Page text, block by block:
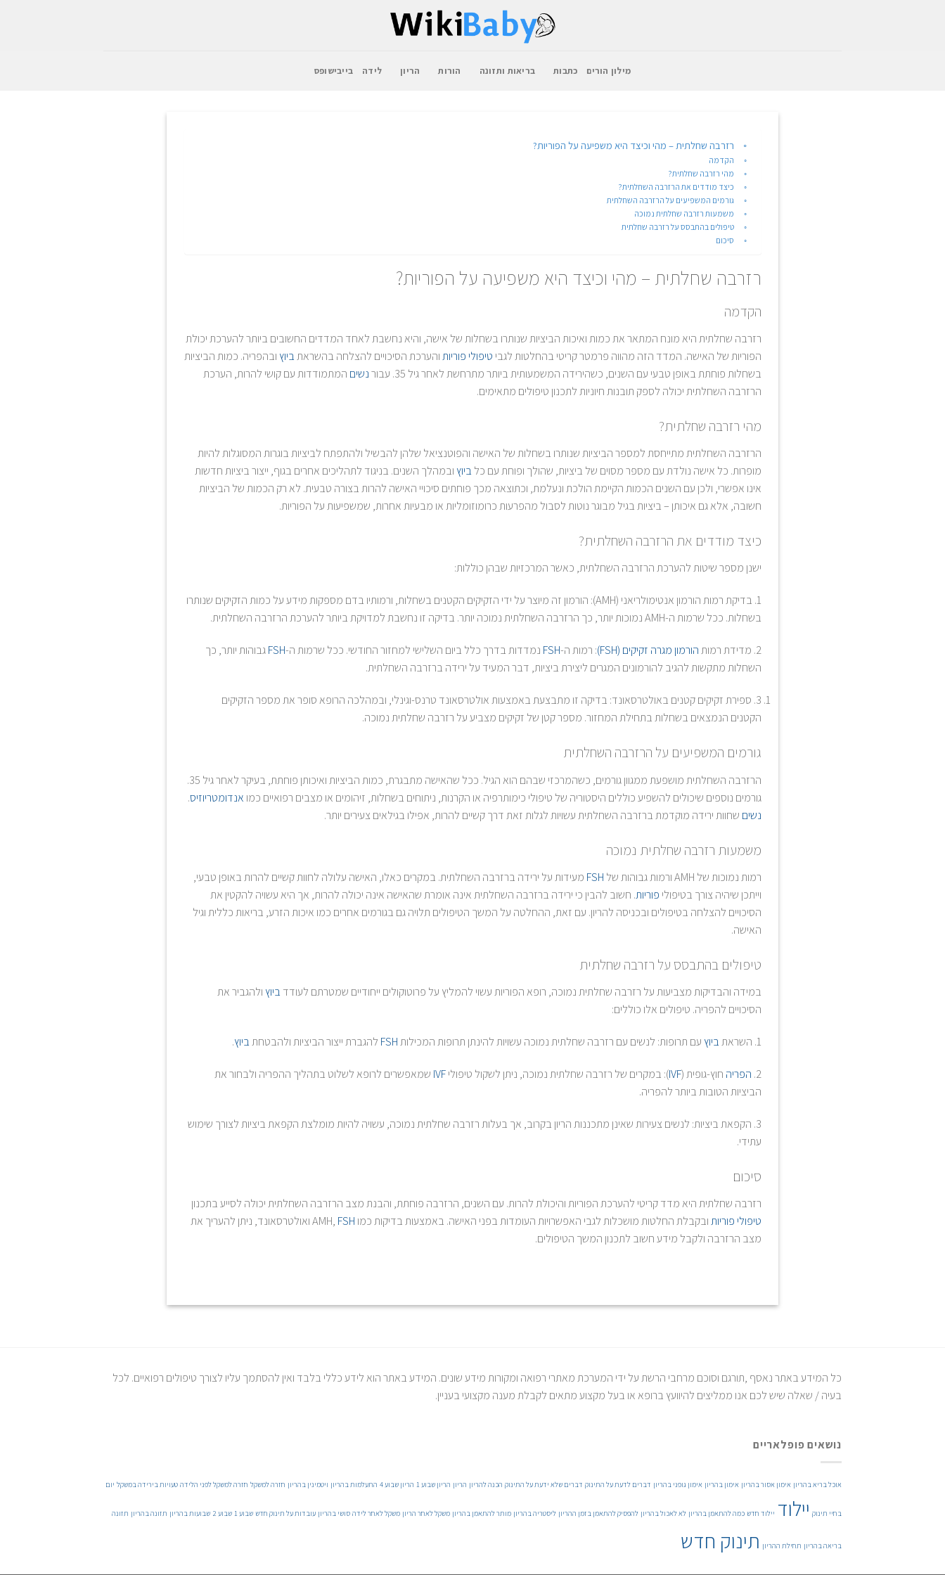
מילון הורים כתבות בריאות ותזונה הורות הריון לידה בייבישופס
רזרבה שחלתית – מהי וכיצד היא משפיעה על הפוריות?
הקדמה
מהי רזרבה שחלתית?
כיצד מודדים את הרזרבה השחלתית?
גורמים המשפיעים על הרזרבה השחלתית
משמעות רזרבה שחלתית נמוכה
טיפולים בהתבסס על רזרבה שחלתית
סיכום
רזרבה שחלתית – מהי וכיצד היא משפיעה על הפוריות?
הקדמה
רזרבה שחלתית היא מונח המתאר את כמות ואיכות הביציות שנותרו בשחלות של אישה, והיא נחשבת לאחד המדדים החשובים ביותר להערכת יכולת
הפוריות של האישה. המדד הזה מהווה פרמטר קריטי בהחלטות לגבי טיפולי פוריותוהערכת הסיכויים להצלחה בהשראתביוץ ובהפריה. כמות הביציות
בשחלות פוחתת באופן טבעי עם השנים, כשהירידה המשמעותית ביותר מתרחשת לאחר גיל 35. עבור
נשים המתמודדות עם קושי להרות, הערכת
הרזרבה השחלתית יכולה לספק תובנות חיוניות לתכנון טיפולים מתאימים.
מהי רזרבה שחלתית?
הרזרבה השחלתית מתייחסת למספר הביציות שנותרו בשחלות של האישה והפוטנציאל שלהן להבשיל ולהתפתח לביציות בוגרות המסוגלות להיות
מופרות. כל אישה נולדת עם מספר מסוים של ביציות, שהולך ופוחת עם כל ביוץ ובמהלך השנים. בניגוד לתהליכים אחרים בגוף, ייצור ביציות חדשות
אינו אפשרי, ולכן עם השנים הכמות הקיימת הולכת ונעלמת, וכתוצאה מכך פוחתים סיכויי האישה להרות בצורה טבעית. לא רק הכמות של הביציות
חשובה, אלא גם איכותן – ביציות בגיל מבוגר נוטות לסבול מהפרעות כרומוזומליות או מבעיות אחרות, שמשפיעות על הפוריות.
כיצד מודדים את הרזרבה השחלתית?
ישנן מספר שיטות להערכת הרזרבה השחלתית, כאשר המרכזיות שבהן כוללות:
1. בדיקת רמות הורמון אנטימולריאני (AMH): הורמון זה מיוצר על ידי הזקיקים הקטנים בשחלות, ורמותיו בדם מספקות מידע על כמות הזקיקים שנותרו
בשחלות. ככל שרמות ה-AMH נמוכות יותר, כך הרזרבה השחלתית נמוכה יותר. בדיקה זו נחשבת למדויקת ביותר להערכת הרזרבה השחלתית.
2. מדידת רמות הורמון מגרה זקיקים (FSH) : רמות ה-FSH נמדדות בדרך כלל ביום השלישי למחזור החודשי. ככל שרמות ה-FSHגבוהות יותר, כך
השחלות מתקשות להגיב להורמונים המגרים ליצירת ביציות, דבר המעיד על ירידה ברזרבה השחלתית.
3. ספירת זקיקים קטנים באולטרסאונד: בדיקה זו מתבצעת באמצעות אולטרסאונד טרנס-וגינלי, ובמהלכה הרופא סופר את מספר הזקיקים
הקטנים הנמצאים בשחלות בתחילת המחזור. מספר קטן של זקיקים מצביע על רזרבה שחלתית נמוכה.
גורמים המשפיעים על הרזרבה השחלתית
הרזרבה השחלתית מושפעת ממגוון גורמים, כשהמרכזי שבהם הוא הגיל. ככל שהאישה מתבגרת, כמות הביציות ואיכותן פוחתת, בעיקר לאחר גיל 35.
גורמים נוספים שיכולים להשפיע כוללים היסטוריה של טיפולי כימותרפיה או הקרנות, ניתוחים בשחלות, זיהומים או מצבים רפואיים כמו אנדומטריוזיס.
נשים שחוות ירידה מוקדמת ברזרבה השחלתית עשויות לגלות זאת דרך קשיים להרות, אפילו בגילאים צעירים יותר.
משמעות רזרבה שחלתית נמוכה
רמות נמוכות של AMH ורמות גבוהות של FSH מעידות על ירידה ברזרבה השחלתית. במקרים כאלו, האישה עלולה לחוות קשיים להרות באופן טבעי,
וייתכן שיהיה צורך בטיפולי פוריות. חשוב להבין כי ירידה ברזרבה השחלתית אינה אומרת שהאישה אינה יכולה להרות, אך היא עשויה להקטין את
הסיכויים להצלחה בטיפולים ובכניסה להריון. עם זאת, ההחלטה על המשך הטיפולים תלויה גם בגורמים אחרים כמו איכות הזרע, בריאות כללית וגיל
האישה.
טיפולים בהתבסס על רזרבה שחלתית
במידה והבדיקות מצביעות על רזרבה שחלתית נמוכה, רופא הפוריות עשוי להמליץ על פרוטוקולים ייחודיים שמטרתם לעודד ביוץ ולהגביר את
הסיכויים להפריה. טיפולים אלו כוללים:
1. השראת ביוץ עם תרופות: לנשים עם רזרבה שחלתית נמוכה עשויות להינתן תרופות המכילותFSH להגברת ייצור הביציות ולהבטחתביוץ.
2. הפריה חוץ-גופית (IVF): במקרים של רזרבה שחלתית נמוכה, ניתן לשקול טיפוליIVF שמאפשרים לרופא לשלוט בתהליך ההפריה ולבחור את
הביציות הטובות ביותר להפריה.
3. הקפאת ביציות: לנשים צעירות שאינן מתכננות הריון בקרוב, אך בעלות רזרבה שחלתית נמוכה, עשויה להיות מומלצת הקפאת ביציות לצורך שימוש
עתידי.
סיכום
רזרבה שחלתית היא מדד קריטי להערכת הפוריות והיכולת להרות. עם השנים, הרזרבה פוחתת, והבנת מצב הרזרבה השחלתית יכולה לסייע בתכנון
טיפולי פוריותובקבלת החלטות מושכלות לגבי האפשרויות העומדות בפני האישה. באמצעות בדיקות כמו AMH, FSH
ואולטרסאונד, ניתן להעריך את
מצב הרזרבה ולקבל מידע חשוב לתכנון המשך הטיפולים.
כל המידע באתר נאסף ,תורגם וסוכם מרחבי הרשת על ידי המערכת מאתרי רפואה ומקורות מידע שונים. המידע באתר הוא לידע כללי בלבד ואין להסתמך עליו לצורך טיפולים רפואיים. לכל
בעיה / שאלה שיש לכם אנו ממליצים להיוועץ ברופא או בעל מקצוע מתאים לקבלת מענה מקצועי בעניין.
נושאים פופלאריים
אוכל בריא בהריון אימון אסור בהריון אימון בהריון אימון גופני בהריון דברים לדעת על התינוק דברים שלא ידעת על התינוק הכנה להריון הריון הריון שבוע 1 הריון שבוע 4 התעלמות בהריון ויטמינין בהריון חזרה למשקל חזרה למשקל לפני הלידה טעויות בירידה במשקל יום
בחיי תינוק יילוד יילוד חדש כמה להתאמן בהריון לא לאכול בהריון להפסיק להתאמן בזמן ההריון ליסטריה בהריון מותר להתאמן בהריון משקל לאחר הריון משקל לאחר לידה סושי בהריון עובדות על תינוק חדש שבוע 1 שבוע 2 שבועות בהריון תזונה בהריון תזונה
בריאה בהריון תחילת ההריון תינוק חדש